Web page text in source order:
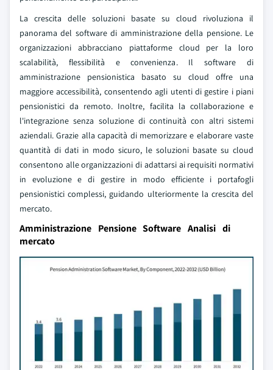
La crescita delle soluzioni basate su cloud rivoluziona il
panorama del software di amministrazione della pensione. Le
organizzazioni abbracciano piattaforme cloud per la loro
scalabilità, flessibilità e convenienza. Il software di
amministrazione pensionistica basato su cloud offre una
maggiore accessibilità, consentendo agli utenti di gestire i piani
pensionistici da remoto. Inoltre, facilita la collaborazione e
l'integrazione senza soluzione di continuità con altri sistemi
aziendali. Grazie alla capacità di memorizzare e elaborare vaste
quantità di dati in modo sicuro, le soluzioni basate su cloud
consentono alle organizzazioni di adattarsi ai requisiti normativi
in evoluzione e di gestire in modo efficiente i portafogli
pensionistici complessi, guidando ulteriormente la crescita del
mercato.
Amministrazione Pensione Software Analisi di
mercato